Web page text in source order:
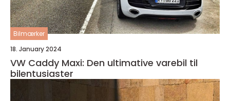
Bilmærker
18. January 2024
VW Caddy Maxi: Den ultimative varebil til
bilentusiaster